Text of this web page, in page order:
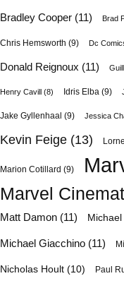
Bradley Cooper (11) Brad
Chris Hemsworth (9) Dc
Donald Reignoux (11)
Henry Cavill (8) Idris Elba (9)
Jake Gyllenhaal (9) Jessica
Kevin Feige (13)
Marion Cotillard (9)
Marvel
Matt Damon (11)
Michael Giacchino (11)
Nicholas Hoult (10) Paul